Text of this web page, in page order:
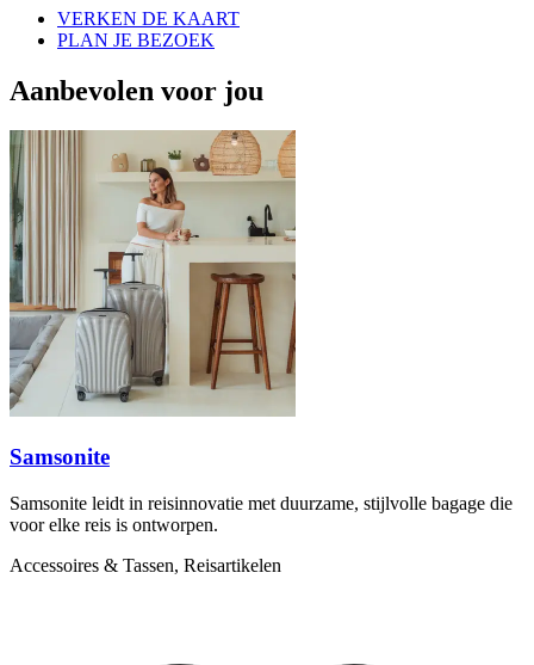
VERKEN DE KAART
PLAN JE BEZOEK
Aanbevolen voor jou
Samsonite
Samsonite leidt in reisinnovatie met duurzame, stijlvolle bagage die
voor elke reis is ontworpen.
Accessoires & Tassen, Reisartikelen